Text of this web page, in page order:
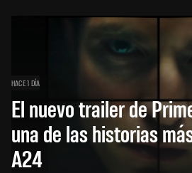
HACE 1 DÍA
El nuevo trailer de
una de las historias
A24